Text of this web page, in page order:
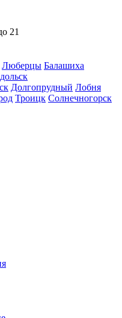
21
Люберцы Балашиха
Долгопрудный Лобня
Троицк Солнечногорск